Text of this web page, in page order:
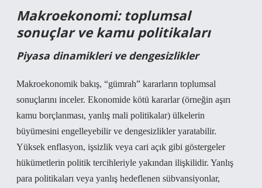
Makroekonomi: toplumsal
sonuçlar ve kamu politikaları
Piyasa dinamikleri ve dengesizlikler
Makroekonomik bakış, “gümrah” kararların toplumsal
sonuçlarını inceler. Ekonomide kötü kararlar (örneğin aşırı
kamu borçlanması, yanlış mali politikalar) ülkelerin
büyümesini engelleyebilir ve dengesizlikleryaratabilir.
Yüksek enflasyon, işsizlik veya cari açık gibi göstergeler
hükümetlerin politik tercihleriyle yakından ilişkilidir. Yanlış
para politikaları veya yanlış hedeflenen sübvansiyonlar,